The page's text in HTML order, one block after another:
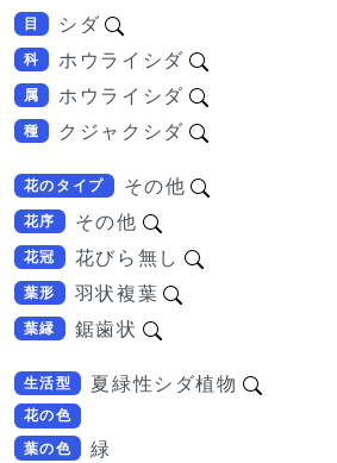
目 シダ
科 ホウライシダ
属 ホウライシダ
種 クジャクシダ
花のタイプ その他
花序 その他
花冠 花びら無し
葉形 羽状複葉
葉縁 鋸歯状
生活型 夏緑性シダ植物
花の色
葉の色
緑